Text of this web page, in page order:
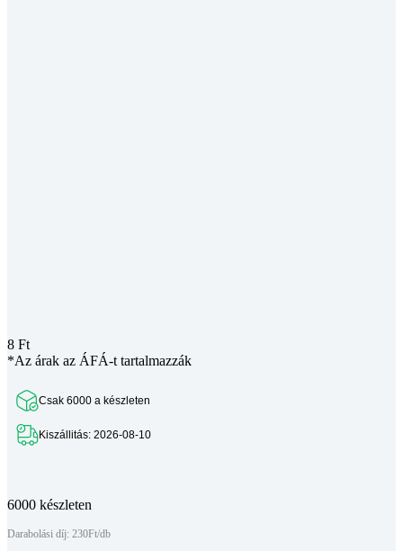
8 Ft
*Az árak az ÁFÁ-t tartalmazzák
Csak 6000 a készleten
Kiszállitás: 2026-08-10
6000 készleten
Darabolási díj: 230Ft/db